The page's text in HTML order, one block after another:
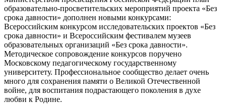
образовательно-просветительских мероприятий проекта «Без
срока давности» дополнен новыми конкурсами:
Всероссийским конкурсом исследовательских проектов «Без
срока давности» и Всероссийским фестивалем музеев
образовательных организаций «Без срока давности».
Методическое сопровождение конкурсов поручено
Московскому педагогическому государственному
университету. Профессиональное сообщество делает очень
много для сохранения памяти о Великой Отечественной
войне, для воспитания подрастающего поколения в духе
любви к Родине.